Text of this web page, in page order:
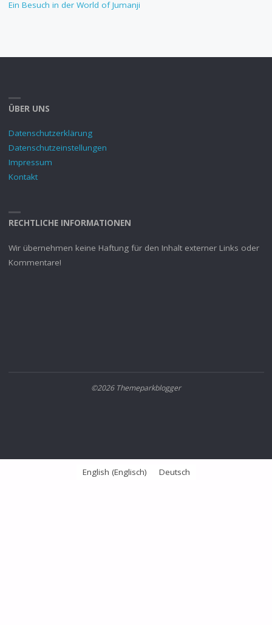
Ein Besuch in der World of Jumanji
ÜBER UNS
Datenschutzerklärung
Datenschutzeinstellungen
Impressum
Kontakt
RECHTLICHE INFORMATIONEN
Wir übernehmen keine Haftung für den Inhalt externer Links oder
Kommentare!
©2026 Themeparkblogger
English (Englisch) Deutsch